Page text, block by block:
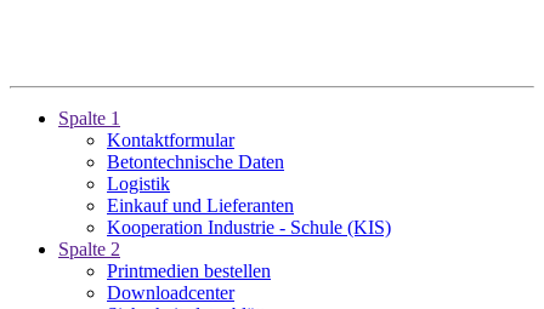
Spalte 1
Kontaktformular
Betontechnische Daten
Logistik
Einkauf und Lieferanten
Kooperation Industrie - Schule (KIS)
Spalte 2
Printmedien bestellen
Downloadcenter